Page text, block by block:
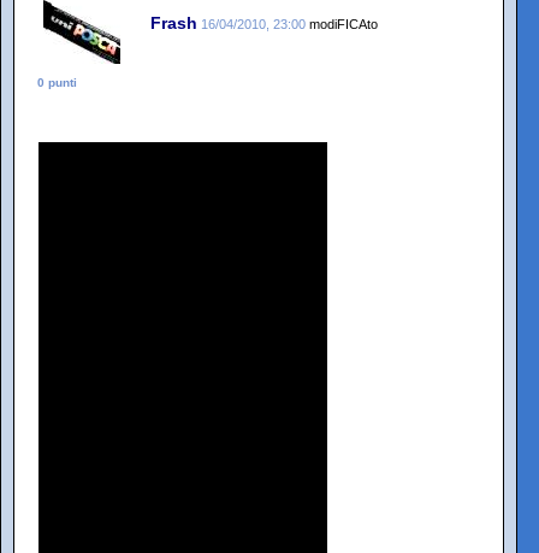
Frash 16/04/2010, 23:00 modiFICAto
0 punti